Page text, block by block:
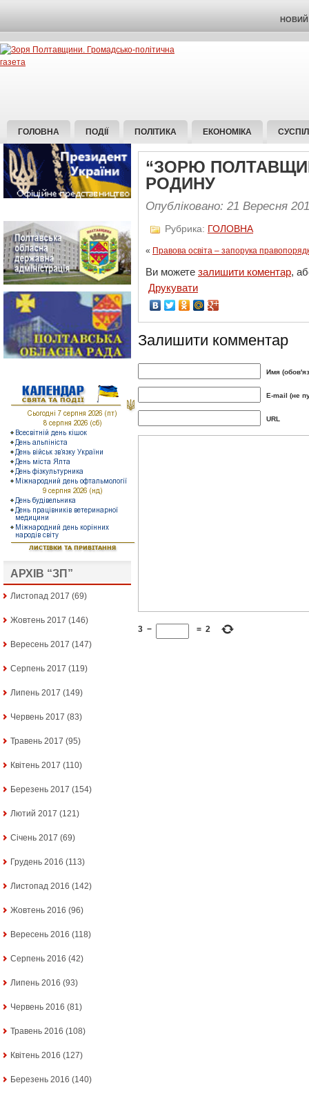
НОВИЙ
ГОЛОВНА ПОДІЇ ПОЛІТИКА ЕКОНОМІКА
АРХІВ “ЗП”
Листопад 2017 (69)
Жовтень 2017 (146)
Вересень 2017 (147)
Серпень 2017 (119)
Липень 2017 (149)
Червень 2017 (83)
Травень 2017 (95)
Квітень 2017 (110)
Березень 2017 (154)
Лютий 2017 (121)
Січень 2017 (69)
Грудень 2016 (113)
Листопад 2016 (142)
Жовтень 2016 (96)
Вересень 2016 (118)
Серпень 2016 (42)
Липень 2016 (93)
Червень 2016 (81)
Травень 2016 (108)
Квітень 2016 (127)
Березень 2016 (140)
“ЗОРЮ
РОДИНУ
Опубліковано: 21 Вересня
Рубрика: ГОЛОВНА
« Правова освіта – запорука
Ви можете залишити коментар,
Друкувати
Залишити комментар
Имя
E-mail (не
URL
3 − = 2